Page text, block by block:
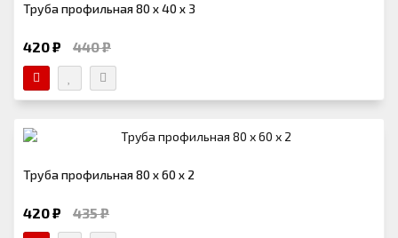
Труба профильная 80 х 40 х 3
420 ₽ 440 ₽
Труба профильная 80 х 60 х 2
420 ₽ 435 ₽